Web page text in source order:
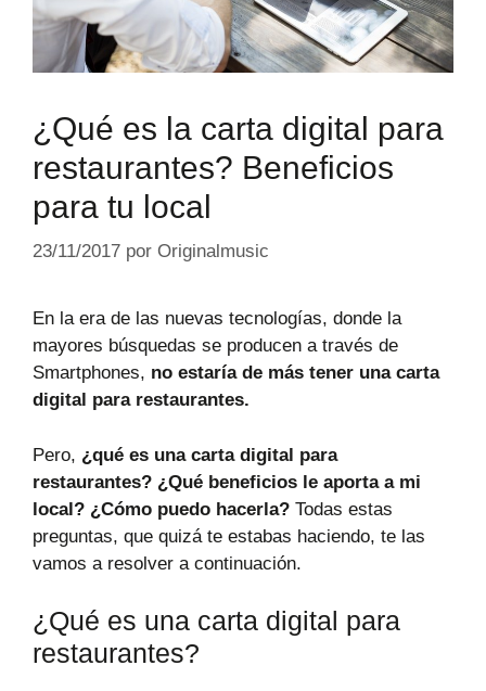
¿Qué es la carta digital para
restaurantes? Beneficios
para tu local
23/11/2017 por Originalmusic
En la era de las nuevas tecnologías, donde la
mayores búsquedas se producen a través de
Smartphones, no estaría de más tener una carta
digital para restaurantes.
Pero, ¿qué es una carta digital para
restaurantes? ¿Qué beneficios le aporta a mi
local? ¿Cómo puedo hacerla? Todas estas
preguntas, que quizá te estabas haciendo, te las
vamos a resolver a continuación.
¿Qué es una carta digital para
restaurantes?